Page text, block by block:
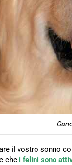
il vostro sonno
che i felini sono